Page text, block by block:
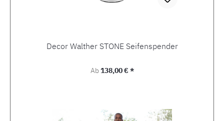
Decor Walther STONE Seifenspender
Regulärer Preis:
Ab138,00 € *